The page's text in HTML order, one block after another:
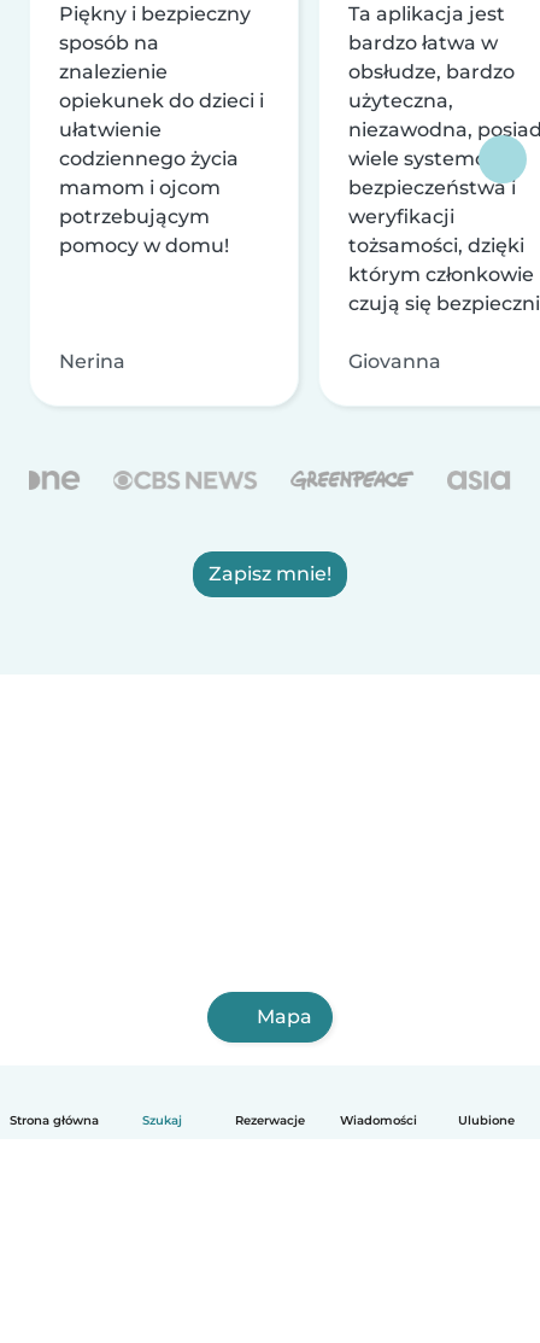
Strona główna Szukaj Rezerwacje Wiadomości Ulubione
Piękny i bezpieczny
sposób na
znalezienie
opiekunek do dzieci i
ułatwienie
codziennego życia
mamom i ojcom
potrzebującym
pomocy w domu!
Nerina
Ta aplikacja jest
bardzo łatwa w
obsłudze, bardzo
użyteczna,
niezawodna,
wiele systemów
bezpieczeństwa i
weryfikacji
tożsamości, dzięki
którym członkowie
czują się
Giovanna
Zapisz mnie!
Mapa